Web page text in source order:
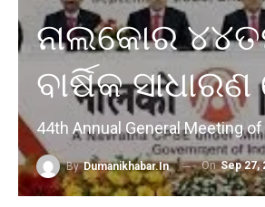
ନାଲକୋର
ବାର୍ଷିକ
44th Annual General Meeting
ByDumanikhabar.in OnSep 27,